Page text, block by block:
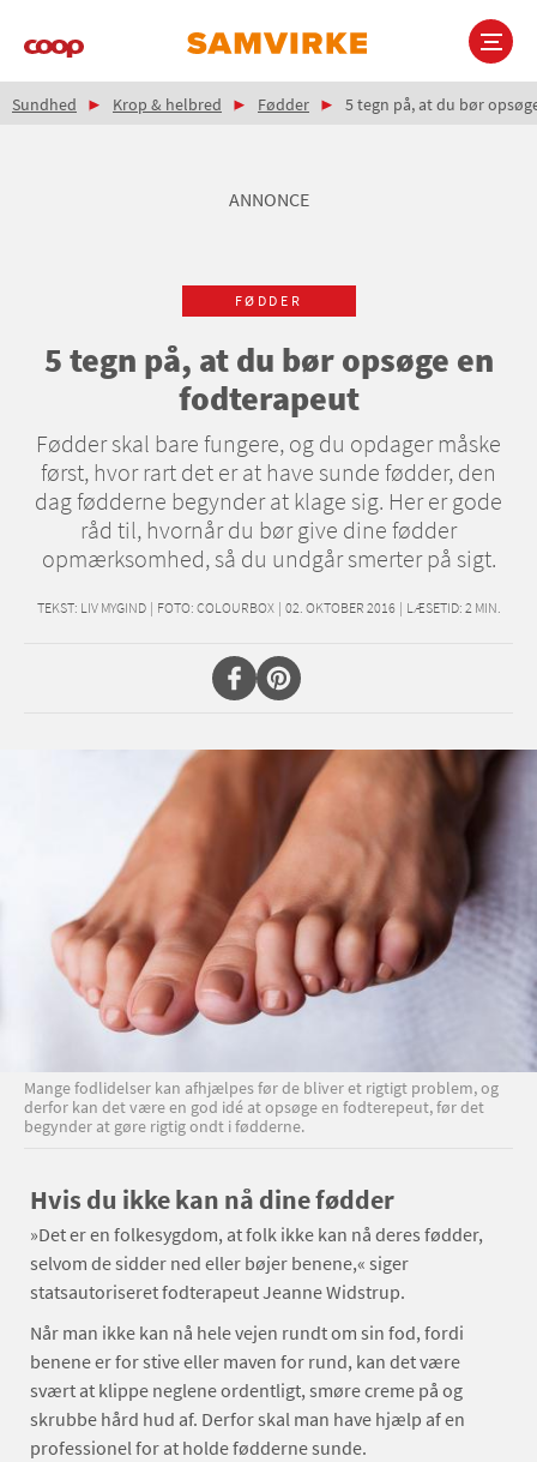
Main
Brødkrumme
Sundhed Krop & helbred Fødder 5 tegn på, at du bør
ANNONCE
FØDDER
5 tegn på, at du bør opsøge en
fodterapeut
Fødder skal bare fungere, og du opdager måske
først, hvor rart det er at have sunde fødder, den
dag fødderne begynder at klage sig. Her er gode
råd til, hvornår du bør give dine fødder
opmærksomhed, så du undgår smerter på sigt.
TEKST: LIV MYGIND | FOTO: COLOURBOX | 02. OKTOBER 2016 | LÆSETID: 2 MIN.
Mange fodlidelser kan afhjælpes før de bliver et rigtigt problem, og
derfor kan det være en god idé at opsøge en fodterepeut, før det
begynder at gøre rigtig ondt i fødderne.
Hvis du ikke kan nå dine fødder
»Det er en folkesygdom, at folk ikke kan nå deres fødder,
selvom de sidder ned eller bøjer benene,« siger
statsautoriseret fodterapeut Jeanne Widstrup.
Når man ikke kan nå hele vejen rundt om sin fod, fordi
benene er for stive eller maven for rund, kan det være
svært at klippe neglene ordentligt, smøre creme på og
skrubbe hård hud af. Derfor skal man have hjælp af en
professionel for at holde fødderne sunde.